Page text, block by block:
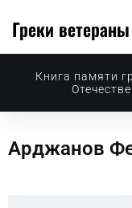
Греки
Книга памяти
Арджанов